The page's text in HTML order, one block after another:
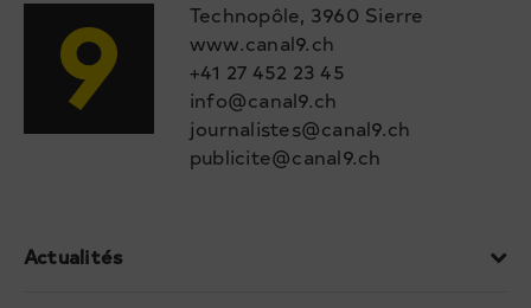
Technopôle, 3960 Sierre
www.canal9.ch
+41 27 452 23 45
info@canal9.ch
journalistes@canal9.ch
publicite@canal9.ch
Actualités